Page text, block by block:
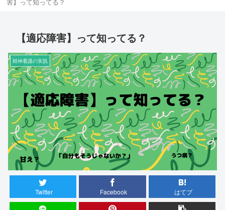
【適応障害】って知ってる？
精神看護の実践
Twitter Facebook はてブ